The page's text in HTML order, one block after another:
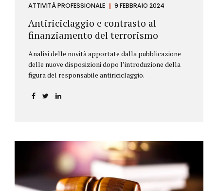
ATTIVITÀ PROFESSIONALE 9 FEBBRAIO 2024
Antiriciclaggio e contrasto al
finanziamento del terrorismo
Analisi delle novità apportate dalla pubblicazione
delle nuove disposizioni dopo l’introduzione della
figura del responsabile antiriciclaggio.